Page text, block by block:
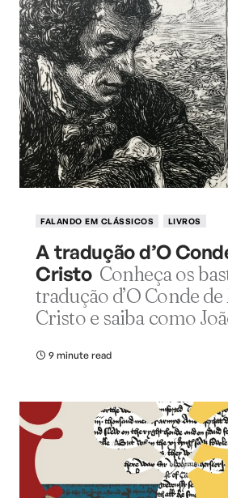
FALANDO EM CLÁSSICOS LIVROS
A tradução d’O
Cristo Conheça os
tradução d’O Conde
Cristo e saiba como
9 minute read